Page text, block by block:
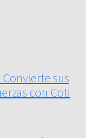
sus
con Coti